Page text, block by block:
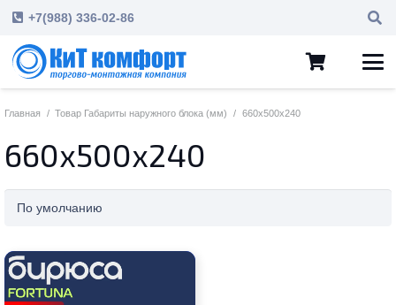
+7(988) 336-02-86
Главная / Товар Габариты наружного блока (мм) / 660x500x240
660x500x240